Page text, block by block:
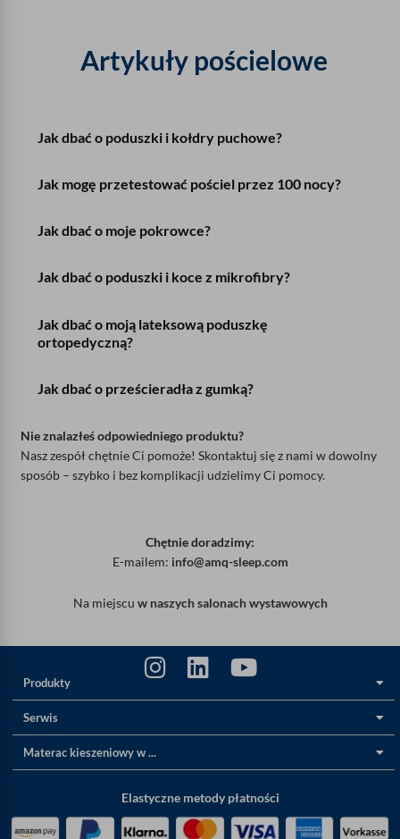
Artykuły pościelowe
Jak dbać o poduszki i kołdry puchowe?
Jak mogę przetestować pościel przez 100 nocy?
Jak dbać o moje pokrowce?
Jak dbać o poduszki i koce z mikrofibry?
Jak dbać o moją lateksową poduszkę
ortopedyczną?
Jak dbać o prześcieradła z gumką?
Nie znalazłeś odpowiedniego produktu?
Nasz zespół chętnie Ci pomoże! Skontaktuj się z nami w dowolny
sposób – szybko i bez komplikacji udzielimy Ci pomocy.
Chętnie doradzimy:
E-mailem: info@amq-sleep.com
Na miejscu w naszych salonach wystawowych
Produkty
Serwis
Materac kieszeniowy w ...
Elastyczne metody płatności